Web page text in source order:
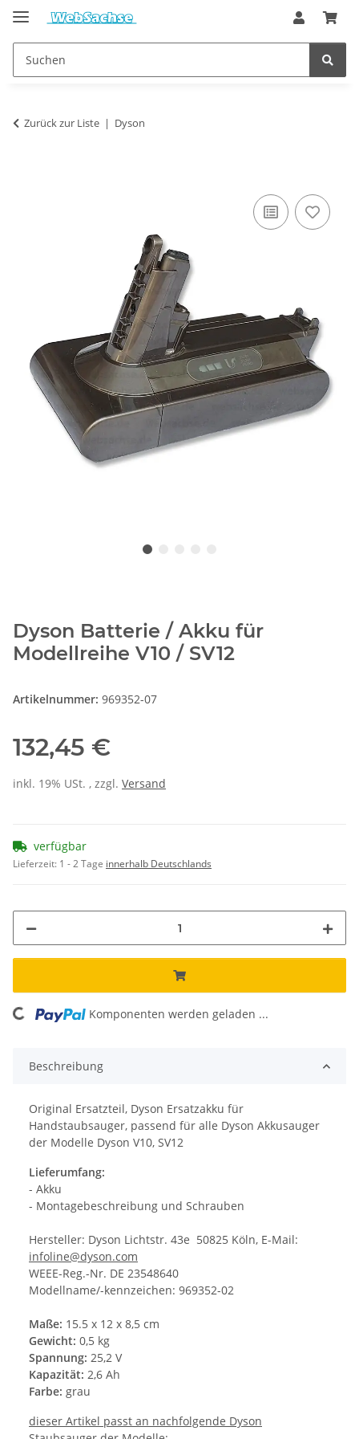
Zurück zur Liste Dyson
Dyson Batterie / Akku für
Modellreihe V10 / SV12
Artikelnummer: 969352-07
132,45 €
inkl. 19% USt. , zzgl. Versand
verfügbar
Lieferzeit: 1 - 2 Tage innerhalb Deutschlands
Komponenten werden geladen ...
Beschreibung
Original Ersatzteil, Dyson Ersatzakku für
Handstaubsauger, passend für alle Dyson Akkusauger
der Modelle Dyson V10, SV12
Lieferumfang:
- Akku
- Montagebeschreibung und Schrauben
Hersteller: Dyson Lichtstr. 43e 50825 Köln, E-Mail:
infoline@dyson.com
WEEE-Reg.-Nr. DE 23548640
Modellname/-kennzeichen: 969352-02
Maße: 15.5 x 12 x 8,5 cm
Gewicht: 0,5 kg
Spannung: 25,2 V
Kapazität: 2,6 Ah
Farbe: grau
dieser Artikel passt an nachfolgende Dyson